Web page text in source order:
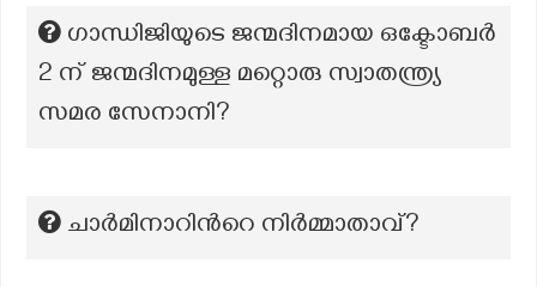
ഗാന്ധിജിയുടെ ജന്മദിനമായ ഒക്ടോബർ
2 ന് ജന്മദിനമുള്ള മറ്റൊരു സ്വാതന്ത്ര്യ
സമര സേനാനി?
ചാർമിനാറിന്‍റെ നിർമ്മാതാവ്?